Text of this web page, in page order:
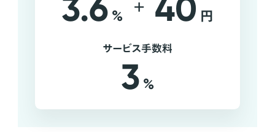
3.6 % + 40 円
サービス手数料
3 %